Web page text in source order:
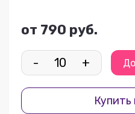
от 790 руб.
- +
Купить